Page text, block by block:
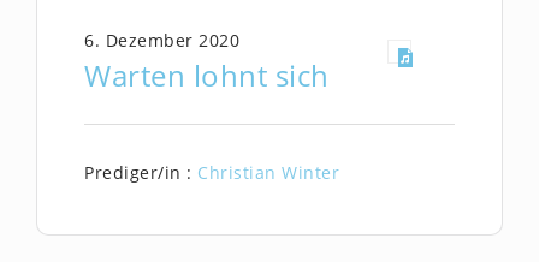
Warten lohnt sich
6. Dezember 2020
Prediger/in : Christian Winter